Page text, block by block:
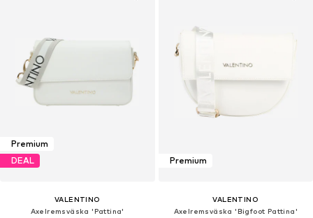
Premium
DEAL
VALENTINO
Axelremsväska 'Pattina'
Premium
VALENTINO
Axelremsväska 'Bigfoot Pattina'